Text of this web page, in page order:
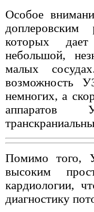
Особое
доплеровским
которых дает
небольшой,
малых
возможность
немногих, а
аппаратов
Помимо того,
высоким
кардиологии,
диагноcтику